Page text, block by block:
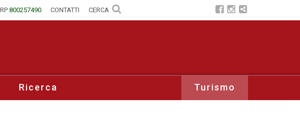
800257490 CONTATTI CERCA
Turismo
Ricerca